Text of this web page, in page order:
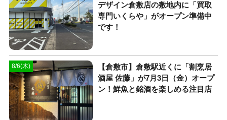
デザイン倉敷店の敷地内に「買取
専門いくらや」がオープン準備中
です！
8/6(木)
【倉敷市】倉敷駅近くに「割烹居
酒屋 佐藤」が7月3日（金）オープ
ン！鮮魚と銘酒を楽しめる注目店